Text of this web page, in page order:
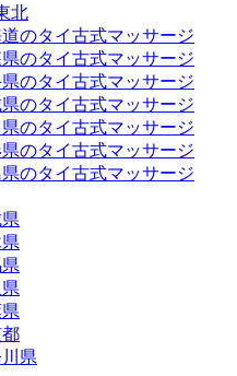
北
のタイ古式マッサージ
のタイ古式マッサージ
のタイ古式マッサージ
のタイ古式マッサージ
のタイ古式マッサージ
のタイ古式マッサージ
のタイ古式マッサージ
県